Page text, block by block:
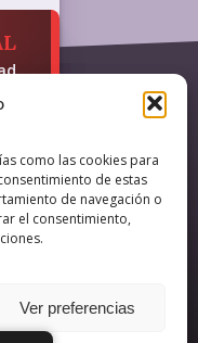
como las cookies para
de estas
de navegación o
el consentimiento,
Ver preferencias